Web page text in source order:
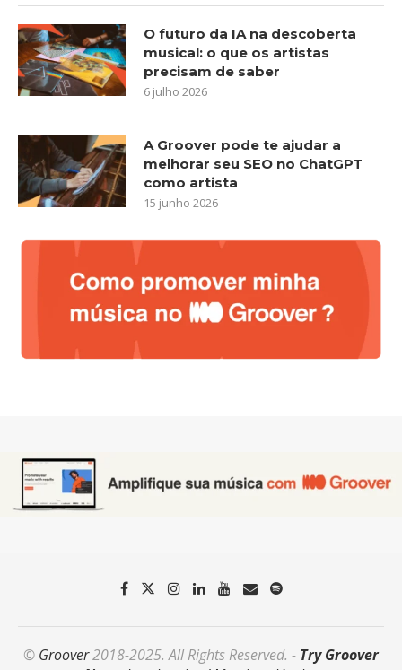
O futuro da IA na descoberta
musical: o que os artistas
precisam de saber
6 julho 2026
A Groover pode te ajudar a
melhorar seu SEO no ChatGPT
como artista
15 junho 2026
© Groover2018-2025. All Rights Reserved. - Try Groover